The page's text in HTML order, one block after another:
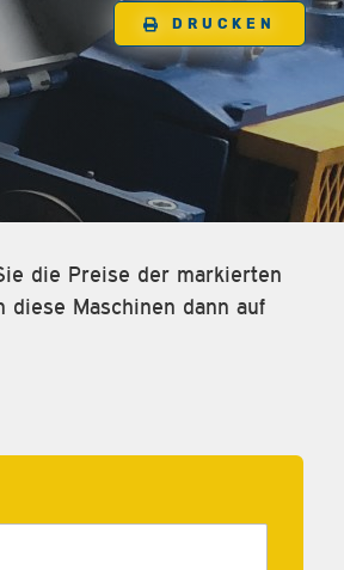
DRUCKEN
die Preise der markierten
diese Maschinen dann auf